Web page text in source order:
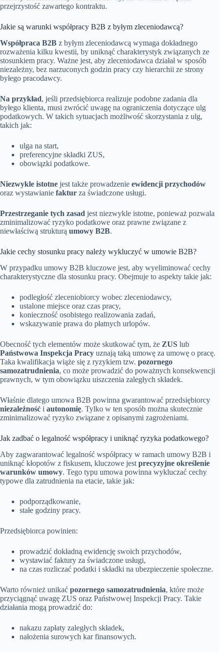
przejrzystość zawartego kontraktu.
Jakie są warunki współpracy B2B z byłym zleceniodawcą?
Współpraca B2B z byłym zleceniodawcą wymaga dokładnego
rozważenia kilku kwestii, by uniknąć charakterystyk związanych ze
stosunkiem pracy. Ważne jest, aby zleceniodawca działał w sposób
niezależny, bez narzuconych godzin pracy czy hierarchii ze strony
byłego pracodawcy.
Na przykład, jeśli przedsiębiorca realizuje podobne zadania dla
byłego klienta, musi zwrócić uwagę na ograniczenia dotyczące ulg
podatkowych. W takich sytuacjach możliwość skorzystania z ulg,
takich jak:
ulga na start,
preferencyjne składki ZUS,
obowiązki podatkowe.
Niezwykle istotne jest także prowadzenie ewidencji przychodów
oraz wystawianie faktur za świadczone usługi.
Przestrzeganie tych zasad jest niezwykle istotne, ponieważ pozwala
zminimalizować ryzyko podatkowe oraz prawne związane z
niewłaściwą strukturą umowy B2B.
Jakie cechy stosunku pracy należy wykluczyć w umowie B2B?
W przypadku umowy B2B kluczowe jest, aby wyeliminować cechy
charakterystyczne dla stosunku pracy. Obejmuje to aspekty takie jak:
podległość zleceniobiorcy wobec zleceniodawcy,
ustalone miejsce oraz czas pracy,
konieczność osobistego realizowania zadań,
wskazywanie prawa do płatnych urlopów.
Obecność tych elementów może skutkować tym, że ZUS lub
Państwowa Inspekcja Pracy uznają taką umowę za umowę o pracę.
Taka kwalifikacja wiąże się z ryzykiem tzw. pozornego
samozatrudnienia, co może prowadzić do poważnych konsekwencji
prawnych, w tym obowiązku uiszczenia zaległych składek.
Właśnie dlatego umowa B2B powinna gwarantować przedsiębiorcy
niezależność i autonomię. Tylko w ten sposób można skutecznie
zminimalizować ryzyko związane z opisanymi zagrożeniami.
Jak zadbać o legalność współpracy i uniknąć ryzyka podatkowego?
Aby zagwarantować legalność współpracy w ramach umowy B2B i
uniknąć kłopotów z fiskusem, kluczowe jest precyzyjne określenie
warunków umowy. Tego typu umowa powinna wykluczać cechy
typowe dla zatrudnienia na etacie, takie jak:
podporządkowanie,
stałe godziny pracy.
Przedsiębiorca powinien:
prowadzić dokładną ewidencję swoich przychodów,
wystawiać faktury za świadczone usługi,
na czas rozliczać podatki i składki na ubezpieczenie społeczne.
Warto również unikać pozornego samozatrudnienia, które może
przyciągnąć uwagę ZUS oraz Państwowej Inspekcji Pracy. Takie
działania mogą prowadzić do:
nakazu zapłaty zaległych składek,
nałożenia surowych kar finansowych.